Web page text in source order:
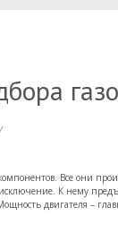
Все они
К нему
двигателя –